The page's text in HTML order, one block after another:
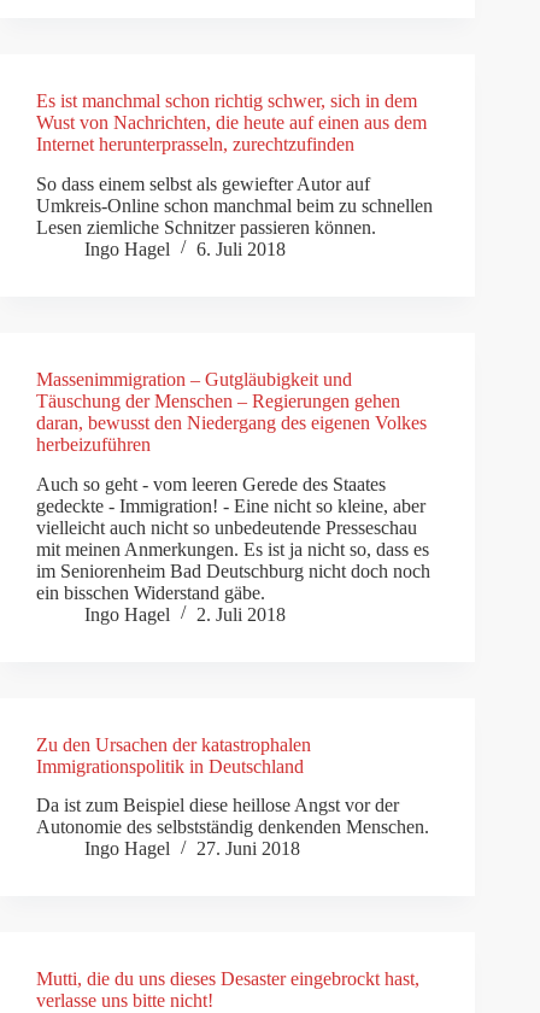
Es ist manchmal schon richtig schwer, sich in dem
Wust von Nachrichten, die heute auf einen aus dem
Internet herunterprasseln, zurechtzufinden
So dass einem selbst als gewiefter Autor auf
Umkreis-Online schon manchmal beim zu schnellen
Lesen ziemliche Schnitzer passieren können.
Ingo Hagel
6. Juli 2018
Massenimmigration – Gutgläubigkeit und
Täuschung der Menschen – Regierungen gehen
daran, bewusst den Niedergang des eigenen Volkes
herbeizuführen
Auch so geht - vom leeren Gerede des Staates
gedeckte - Immigration! - Eine nicht so kleine, aber
vielleicht auch nicht so unbedeutende Presseschau
mit meinen Anmerkungen. Es ist ja nicht so, dass es
im Seniorenheim Bad Deutschburg nicht doch noch
ein bisschen Widerstand gäbe.
Ingo Hagel
2. Juli 2018
Zu den Ursachen der katastrophalen
Immigrationspolitik in Deutschland
Da ist zum Beispiel diese heillose Angst vor der
Autonomie des selbstständig denkenden Menschen.
Ingo Hagel
27. Juni 2018
Mutti, die du uns dieses Desaster eingebrockt hast,
verlasse uns bitte nicht!